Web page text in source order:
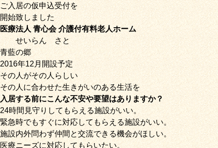
ご入居の仮申込受付を
開始致しました
医療法人 青心会 介護付有料老人ホーム
せいらんさと
青藍の郷
2016年12月開設予定
その人がその人らしい
その人に合わせた生きがいのある生活を
入居する前にこんな不安や要望はありますか？
24時間見守りしてもらえる施設がいい。
緊急時でもすぐに対応してもらえる施設がいい。
施設内外問わず仲間と交流できる機会がほしい。
医療ニーズに対応してもらいたい。